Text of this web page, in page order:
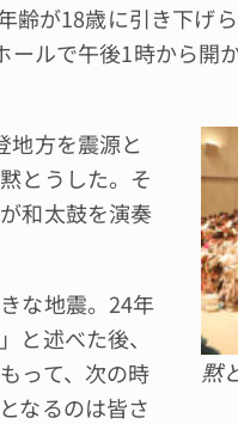
が18歳に引き下げ
ルで午後1時から開
黙
方を震源と
とうした。そ
和太鼓を演奏
な地震。24年
と述べた後、
って、次の時
なるのは皆さ